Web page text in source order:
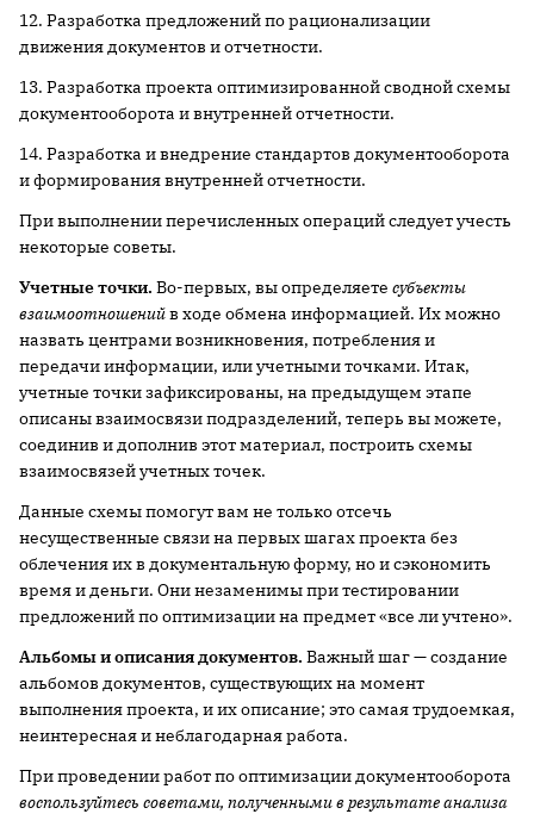
12. Разработка предложений по рационализации
движения документов и отчетности.
13. Разработка проекта оптимизированной сводной схемы
документооборота и внутренней отчетности.
14. Разработка и внедрение стандартов документооборота
и формирования внутренней отчетности.
При выполнении перечисленных операций следует учесть
некоторые советы.
Учетные точки. Во-первых, вы определяете субъекты
взаимоотношенийв ходе обмена информацией. Их можно
назвать центрами возникновения, потребления и
передачи информации, или учетными точками. Итак,
учетные точки зафиксированы, на предыдущем этапе
описаны взаимосвязи подразделений, теперь вы можете,
соединив и дополнив этот материал, построить схемы
взаимосвязей учетных точек.
Данные схемы помогут вам не только отсечь
несущественные связи на первых шагах проекта без
облечения их в документальную форму, но и сэкономить
время и деньги. Они незаменимы при тестировании
предложений по оптимизации на предмет «все ли учтено».
Альбомы и описания документов. Важный шаг — создание
альбомов документов, существующих на момент
выполнения проекта, и их описание; это самая трудоемкая,
неинтересная и неблагодарная работа.
При проведении работ по оптимизации документооборота
воспользуйтесь советами, полученными в результате анализа